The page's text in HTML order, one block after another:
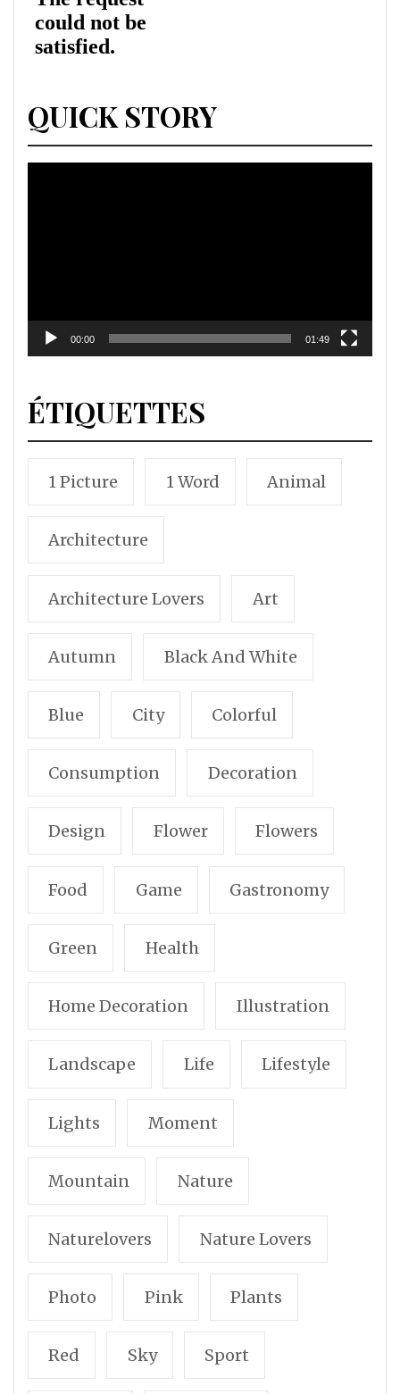
QUICK STORY
00:00 01:49
ÉTIQUETTES
1 Picture 1 Word Animal
Architecture
Architecture Lovers Art
Autumn Black And White
Blue City Colorful
Consumption Decoration
Design Flower Flowers
Food Game Gastronomy
Green Health
Home Decoration Illustration
Landscape Life Lifestyle
Lights Moment
Mountain Nature
Naturelovers Nature Lovers
Photo Pink Plants
Red Sky Sport